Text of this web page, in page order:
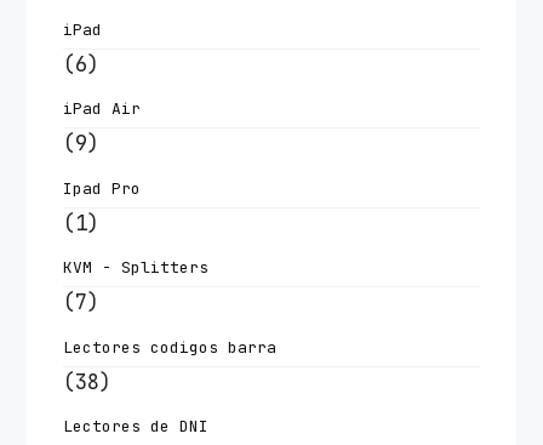
iPad
(6)
iPad Air
(9)
Ipad Pro
(1)
KVM - Splitters
(7)
Lectores codigos barra
(38)
Lectores de DNI